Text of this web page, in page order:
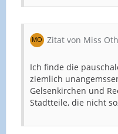
Zitat von Miss
Ich finde die
ziemlich
Gelsenkirchen und
Stadtteile, die nicht